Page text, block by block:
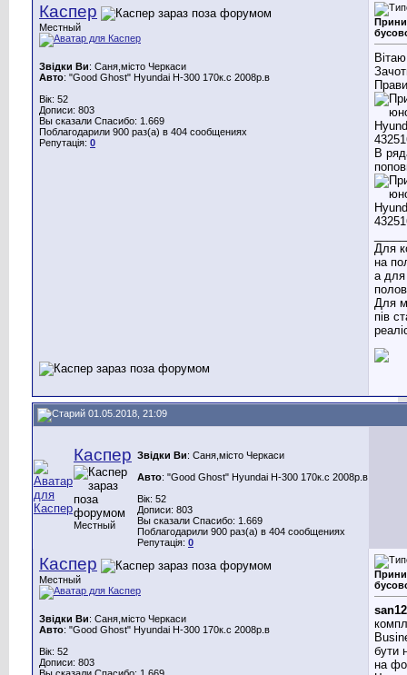
Каспер
Местный
Звідки Ви: Саня,місто Черкаси
Авто: "Good Ghost" Hyundai H-300 170к.с 2008р.в
Вік: 52
Дописи: 803
Вы сказали Спасибо: 1.669
Поблагодарили 900 раз(а) в 404 сообщениях
Репутація: 0
В
Для
на
а для
Для
пів
01.05.2018, 21:09
Каспер
Местный
Звідки Ви: Саня,місто Черкаси
Авто: "Good Ghost" Hyundai H-300 170к.с 2008р.в
Вік: 52
Дописи: 803
Вы сказали Спасибо: 1.669
Поблагодарили 900 раз(а) в 404 сообщениях
Репутація: 0
Каспер
Местный
Звідки Ви: Саня,місто Черкаси
Авто: "Good Ghost" Hyundai H-300 170к.с 2008р.в
Вік: 52
Дописи: 803
Вы сказали Спасибо: 1.669
san12
бути
на